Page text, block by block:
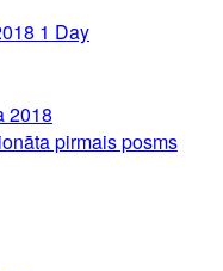
1 Day
2018
pirmais posms